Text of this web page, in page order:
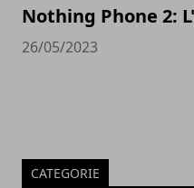
Nothing Phone 2:
26/05/2023
CATEGORIE